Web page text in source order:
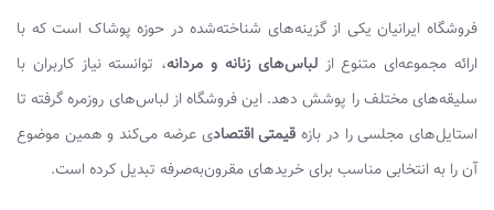
فروشگاه ایرانیان یکی از گزینه‌های شناخته‌شده در حوزه پوشاک است که با
ارائه مجموعه‌ای متنوع ازلباس‌های زنانه و مردانه، توانسته نیاز کاربران با
سلیقه‌های مختلف را پوشش دهد. این فروشگاه از لباس‌های روزمره گرفته تا
استایل‌های مجلسی را در بازه قیمتی اقتصادی عرضه می‌کند و همین موضوع
آن را به انتخابی مناسب برای خریدهای مقرون‌به‌صرفه تبدیل کرده است.